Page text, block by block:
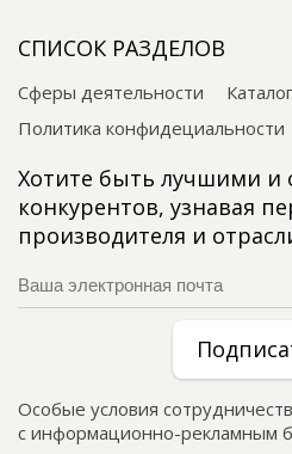
СПИСОК РАЗДЕЛОВ
Сферы деятельности Каталог
Политика конфидециальности
Хотите быть лучшими и
конкурентов, узнавая
производителя и
Особые условия
с информационно-рекламным